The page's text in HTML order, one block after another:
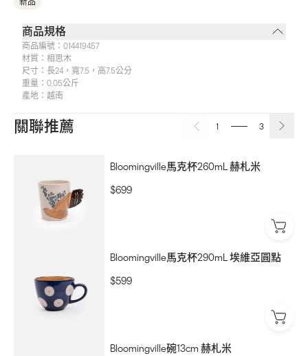
新品
商品規格
商品編號： 014419457
材質： 相思木
尺寸： 長24，寬7.5，高7.5公分
重量： 0.05公斤
產地： 越南
關聯推薦 1 3
Bloomingville馬克杯260mL 赫札米
$699
Bloomingville馬克杯290mL 埃維亞圓點
$599
Bloomingville碗13cm 赫札米